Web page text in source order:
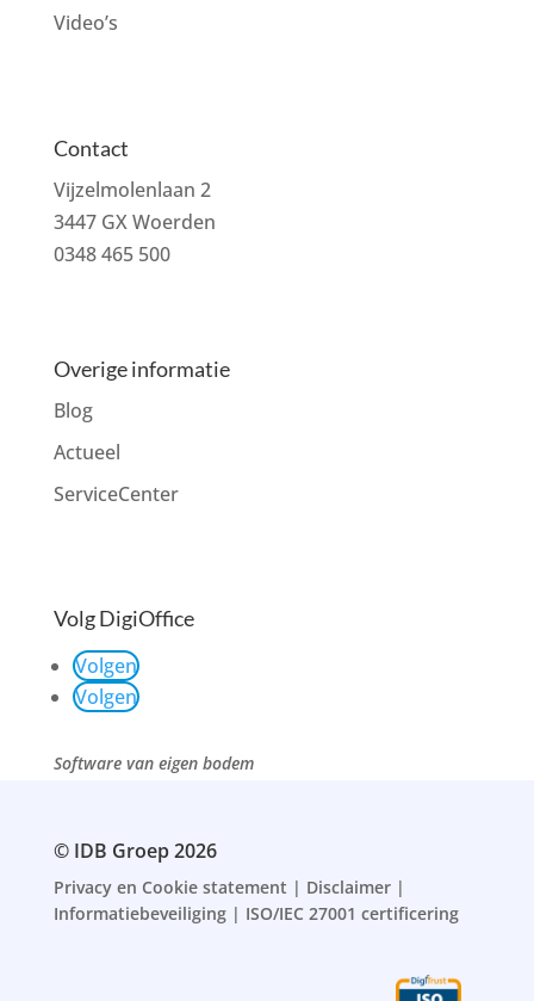
Video’s
Contact
Vijzelmolenlaan 2
3447 GX Woerden
0348 465 500
Overige informatie
Blog
Actueel
ServiceCenter
Volg DigiOffice
Volgen
Volgen
Software van eigen bodem
© IDB Groep 2026
Privacy en Cookie statement | Disclaimer|
Informatiebeveiliging| ISO/IEC 27001 certificering